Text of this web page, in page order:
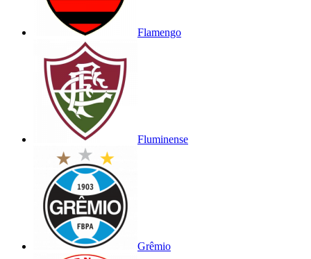
Flamengo
Fluminense
Grêmio